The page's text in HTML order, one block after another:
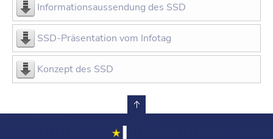
Informationsaussendung des SSD
SSD-Präsentation vom Infotag
Konzept des SSD